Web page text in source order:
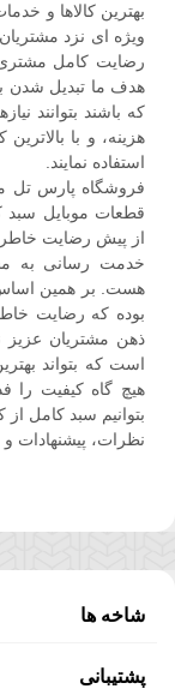
بهترین کالاها و
ویژه ای نزد
رضایت کامل مشتری
هدف ما تبدیل شدن
که باشند بتوانند
هزینه، و با
استفاده نمایند.
فروشگاه پارس تل
قطعات موبایل سبد
از پیش رضایت
خدمت رسانی به
هست. بر همین
بوده که رضایت
ذهن مشتریان
است که بتواند
هیچ گاه کیفیت را
بتوانیم سبد کامل از
نظرات، پیشنهادات
شاخه ها
پشتیبانی